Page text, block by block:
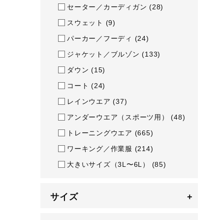
セーター／カーディガン (28)
スウェット (9)
パーカー／フーディ (24)
ジャケット／ブルゾン (133)
ダウン (15)
コート (24)
レインウエア (37)
アンダーウエア（スポーツ用）
(48)
トレーニングウエア (665)
ワーキング／作業服 (214)
大きいサイズ（3L〜6L）
(85)
サイズ +